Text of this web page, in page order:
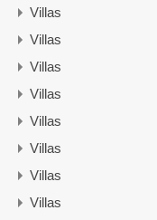
Villas
Villas
Villas
Villas
Villas
Villas
Villas
Villas